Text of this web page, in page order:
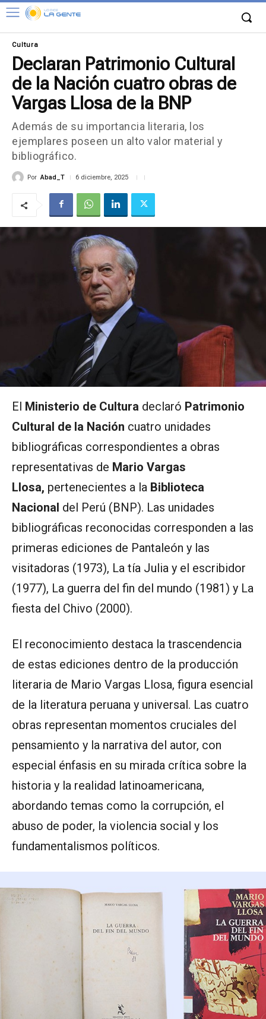
Cultura
Declaran Patrimonio Cultural
de la Nación cuatro obras de
Vargas Llosa de la BNP
Además de su importancia literaria, los
ejemplares poseen un alto valor material y
bibliográfico.
Por Abad_T 6 diciembre, 2025
El Ministerio de Cultura declaró Patrimonio
Cultural de la Nación cuatro unidades
bibliográficas correspondientes a obras
representativas de Mario Vargas
Llosa, pertenecientes a la Biblioteca
Nacional del Perú (BNP). Las unidades
bibliográficas reconocidas corresponden a las
primeras ediciones de Pantaleón y las
visitadoras (1973), La tía Julia y el escribidor
(1977), La guerra del fin del mundo (1981) y La
fiesta del Chivo (2000).
El reconocimiento destaca la trascendencia
de estas ediciones dentro de la producción
literaria de Mario Vargas Llosa, figura esencial
de la literatura peruana y universal. Las cuatro
obras representan momentos cruciales del
pensamiento y la narrativa del autor, con
especial énfasis en su mirada crítica sobre la
historia y la realidad latinoamericana,
abordando temas como la corrupción, el
abuso de poder, la violencia social y los
fundamentalismos políticos.